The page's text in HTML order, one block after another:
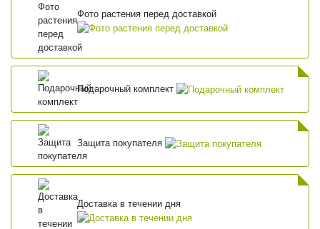
Фото растения перед доставкой
Подарочный комплект
Защита покупателя
Доставка в течении дня